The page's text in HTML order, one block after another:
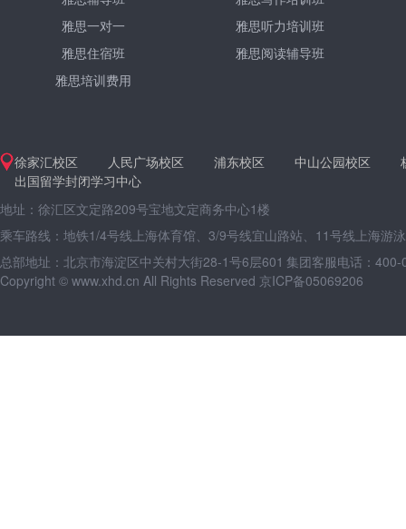
雅思一对一
雅思住宿班
雅思培训费用
雅思听力培训班
雅思阅读辅导班
徐家汇校区 人民广场校区 浦东校区 中山公园校区
出国留学封闭学习中心
地址：徐汇区文定路209号宝地文定商务中心1楼
乘车路线：地铁1/4号线上海体育馆、3/9号线宜山路站、11号线上海游
总部地址：北京市海淀区中关村大街28-1号6层601 集团客服电话：
Copyright © www.xhd.cn All Rights Reserved 京ICP备05069206